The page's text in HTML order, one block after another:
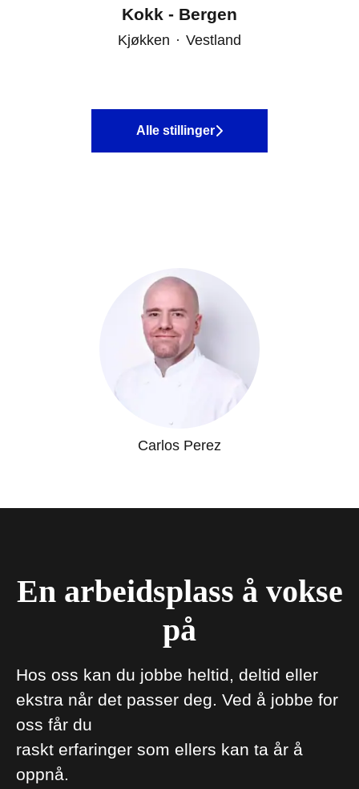
Kokk - Bergen
Kjøkken · Vestland
Alle stillinger
Carlos Perez
En arbeidsplass å vokse
på
Hos oss kan du jobbe heltid, deltid eller
ekstra når det passer deg. Ved å jobbe for
oss får du
raskt erfaringer som ellers kan ta år å
oppnå.